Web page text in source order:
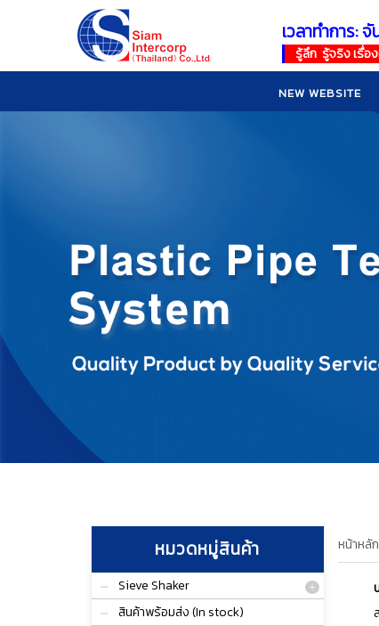
เวลาทำการ:
รู้ลึก รู้จริง เรื่อ
NEW WEBSITE
หมวดหมู่สินค้า
Sieve Shaker
สินค้าพร้อมส่ง (In stock)
หน้าหลัก